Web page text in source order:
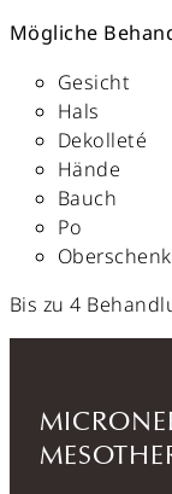
Mögliche
Gesicht
Hals
Dekolleté
Hände
Bauch
Po
Bis zu 4